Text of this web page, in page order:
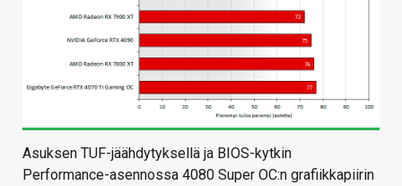
Asuksen TUF-jäähdytyksellä ja BIOS-kytkin
Performance-asennossa 4080 Super OC:n grafiikkapiirin